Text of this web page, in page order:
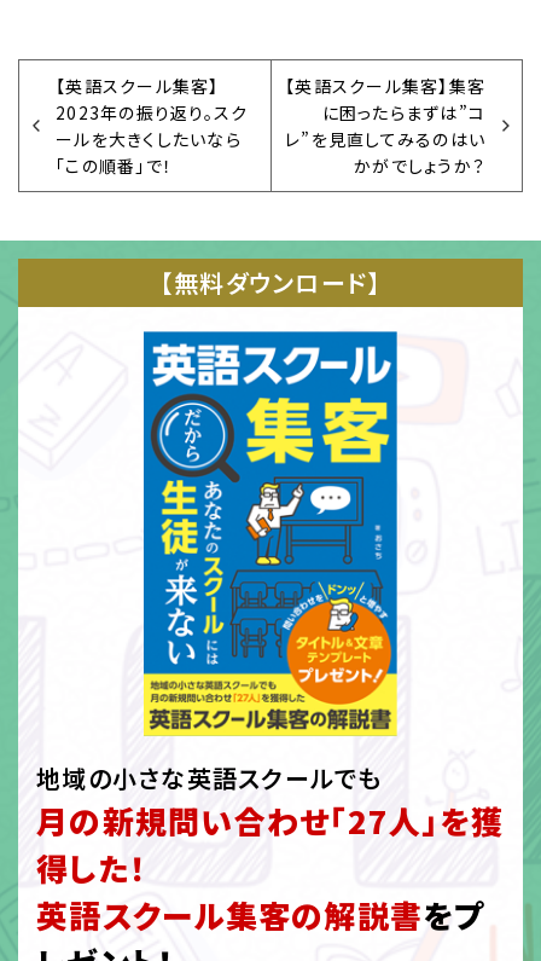
【英語スクール集客】
2023年の振り返り。スク
ールを大きくしたいなら
「この順番」で！
【英語スクール集客】集客
に困ったらまずは”コ
レ”を見直してみるのはい
かがでしょうか？
【無料ダウンロード】
地域の小さな英語スクールでも
月の新規問い合わせ「27人」を獲
得した！
英語スクール集客の解説書をプ